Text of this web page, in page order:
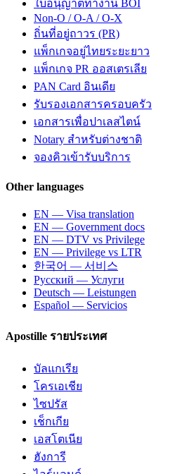
ใบอนุญาตทำงาน BOI
Non-O / O-A / O-X
ถิ่นที่อยู่ถาวร (PR)
แพ็กเกจอยู่ไทยระยะยาว
แพ็กเกจ PR ออสเตรเลีย
PAN Card อินเดีย
รับรองเอกสารครอบครัว
เอกสารเพื่อปาเลสไตน์
Notary สำหรับต่างชาติ
จองคิวเข้ารับบริการ
Other languages
EN — Visa translation
EN — Government docs
EN — DTV vs Privilege
EN — Privilege vs LTR
한국어 — 서비스
Русский — Услуги
Deutsch — Leistungen
Español — Servicios
Apostille รายประเทศ
บัลแกเรีย
โครเอเชีย
ไซปรัส
เช็กเกีย
เอสโตเนีย
ฮังการี